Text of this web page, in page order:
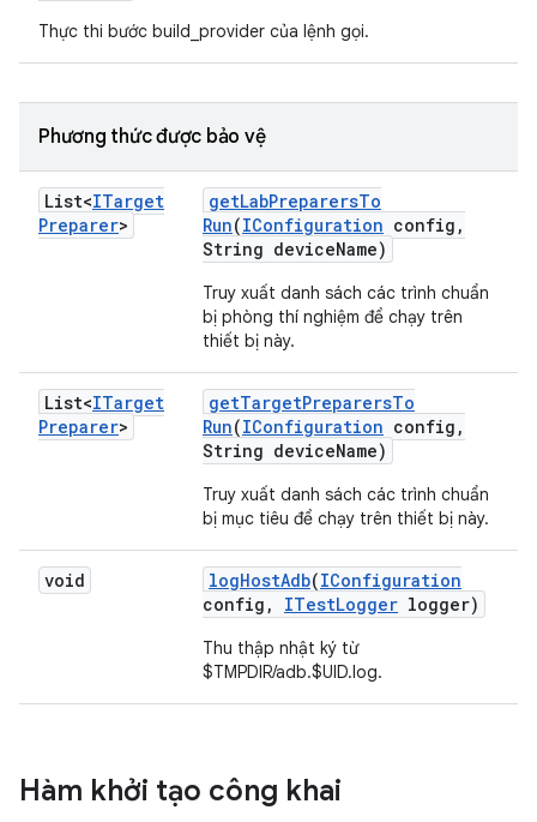
Thực thi bước build_provider của lệnh gọi.
Phương thức được bảo vệ
List<ITarget
Preparer>
getLabPreparersTo
Run(IConfiguration config ,
String deviceName)
Truy xuất danh sách các trình chuẩn
bị phòng thí nghiệm để chạy trên
thiết bị này.
List<ITarget
Preparer>
getTargetPreparersTo
Run(IConfiguration config ,
String deviceName)
Truy xuất danh sách các trình chuẩn
bị mục tiêu để chạy trên thiết bị này.
void logHostAdb(IConfiguration
config , ITestLogger logger)
Thu thập nhật ký từ
$TMPDIR/adb.$UID.log.
Hàm khởi tạo công khai